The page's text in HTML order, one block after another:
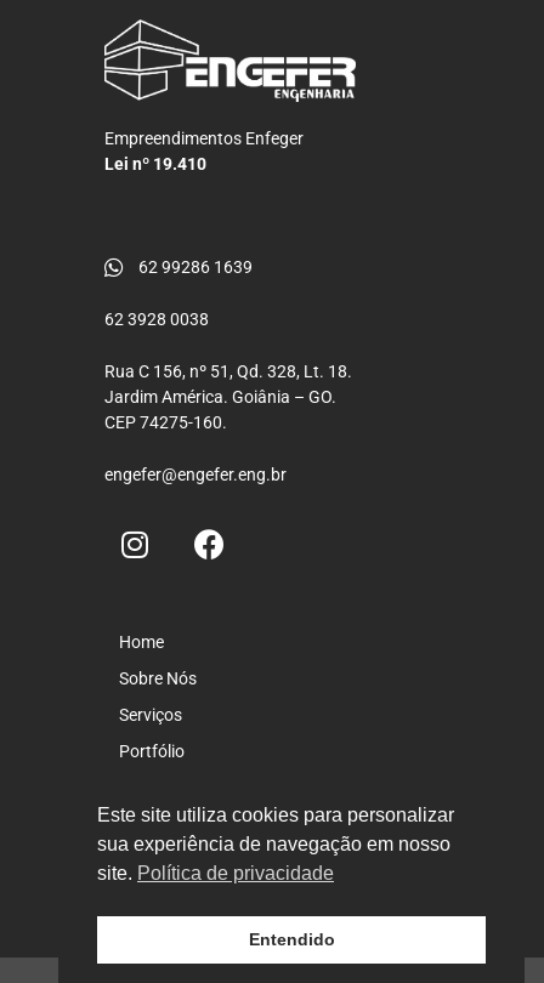
Empreendimentos Enfeger
Lei nº 19.410
62 99286 1639
62 3928 0038
Rua C 156, nº 51, Qd. 328, Lt. 18.
Jardim América. Goiânia – GO.
CEP 74275-160.
engefer@engefer.eng.br
Home
Sobre Nós
Serviços
Portfólio
Blog
Contato
⟹Voltar ao topo
Este site utiliza cookies para personalizar
sua experiência de navegação em nosso
site. Política de privacidade
Entendido